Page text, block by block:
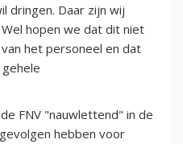
dringen. Daar zijn wij
hopen we dat dit niet
het personeel en dat
FNV "nauwlettend" in de
hebben voor